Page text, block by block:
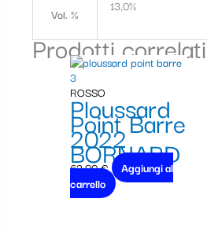
Vol. % 13,0%
Prodotti correlati
ROSSO
Ploussard
Point Barre
2022
BORNARD
62,00€
Aggiungi al
carrello